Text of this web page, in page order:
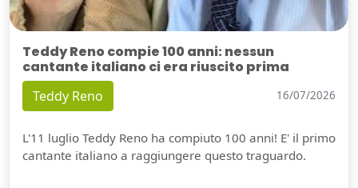
Teddy Reno compie 100 anni: nessun
cantante italiano ci era riuscito prima
Teddy Reno 16/07/2026
L'11 luglio Teddy Reno ha compiuto 100 anni! E' il primo
cantante italiano a raggiungere questo traguardo.